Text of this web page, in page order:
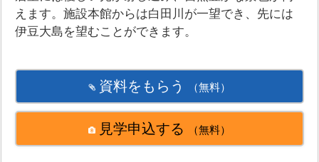
えます。施設本館からは白田川が一望でき、先には
伊豆大島を望むことができます。
資料をもらう （無料）
見学申込する （無料）